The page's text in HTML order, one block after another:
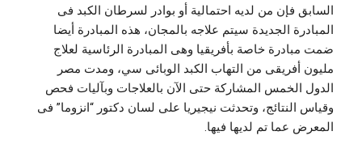
السابق فإن من لديه احتمالية أو بوادر لسرطان الكبد فى
المبادرة الجديدة سيتم علاجه بالمجان، هذه المبادرة أيضا
ضمت مبادرة خاصة بأفريقيا وهى المبادرة الرئاسية لعلاج
مليون أفريقى من التهاب الكبد الوبائى سي، ومدت مصر
الدول الخمس المشاركة حتى الآن بالعلاجات وبآليات فحص
وقياس النتائج، وتحدثت نيجيريا على لسان دكتور “انزوما” فى
المعرض عما تم لديها فيها.